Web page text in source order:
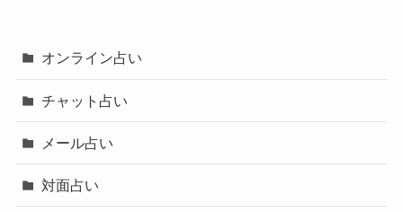
オンライン占い
チャット占い
メール占い
対面占い